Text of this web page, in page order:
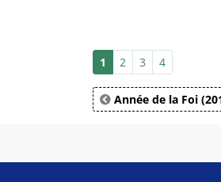
1 2 3 4
Année de la Foi